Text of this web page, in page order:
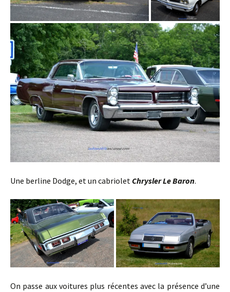
Une berline Dodge, et un cabriolet Chrysler Le Baron.
On passe aux voitures plus récentes avec la présence d’une